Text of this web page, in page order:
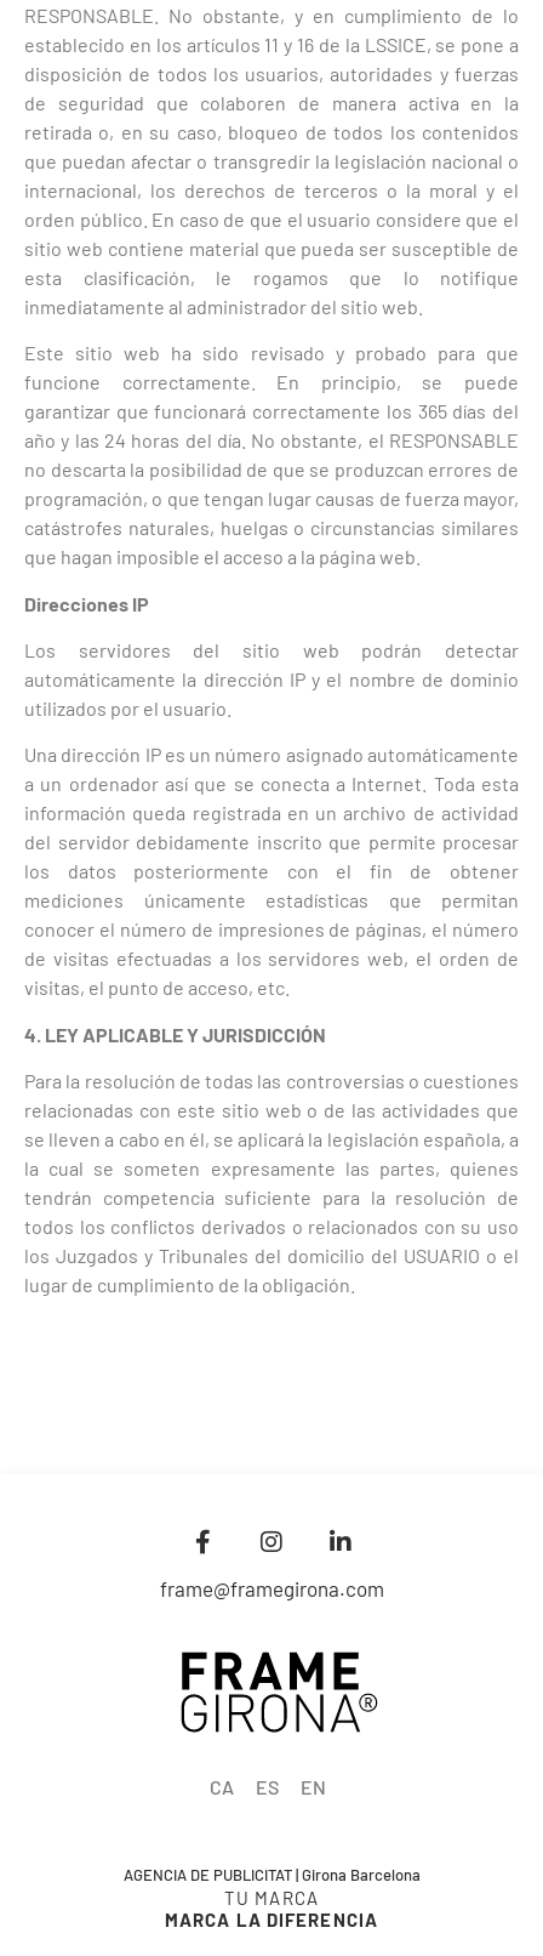
RESPONSABLE. No obstante, y en cumplimiento de lo
establecido en los artículos 11 y 16 de la LSSICE, se pone a
disposición de todos los usuarios, autoridades y fuerzas
de seguridad que colaboren de manera activa en la
retirada o, en su caso, bloqueo de todos los contenidos
que puedan afectar o transgredir la legislación nacional o
internacional, los derechos de terceros o la moral y el
orden público. En caso de que el usuario considere que el
sitio web contiene material que pueda ser susceptible de
esta clasificación, le rogamos que lo notifique
inmediatamente al administrador del sitio web.
Este sitio web ha sido revisado y probado para que
funcione correctamente. En principio, se puede
garantizar que funcionará correctamente los 365 días del
año y las 24 horas del día. No obstante, el RESPONSABLE
no descarta la posibilidad de que se produzcan errores de
programación, o que tengan lugar causas de fuerza mayor,
catástrofes naturales, huelgas o circunstancias similares
que hagan imposible el acceso a la página web.
Direcciones IP
Los servidores del sitio web podrán detectar
automáticamente la dirección IP y el nombre de dominio
utilizados por el usuario.
Una dirección IP es un número asignado automáticamente
a un ordenador así que se conecta a Internet. Toda esta
información queda registrada en un archivo de actividad
del servidor debidamente inscrito que permite procesar
los datos posteriormente con el fin de obtener
mediciones únicamente estadísticas que permitan
conocer el número de impresiones de páginas, el número
de visitas efectuadas a los servidores web, el orden de
visitas, el punto de acceso, etc.
4. LEY APLICABLE Y JURISDICCIÓN
Para la resolución de todas las controversias o cuestiones
relacionadas con este sitio web o de las actividades que
se lleven a cabo en él, se aplicará la legislación española, a
la cual se someten expresamente las partes, quienes
tendrán competencia suficiente para la resolución de
todos los conflictos derivados o relacionados con su uso
los Juzgados y Tribunales del domicilio del USUARIO o el
lugar de cumplimiento de la obligación.
frame@framegirona.com
CA ES EN
AGENCIA DE PUBLICITAT | Girona Barcelona
TU MARCA
MARCA LA DIFERENCIA